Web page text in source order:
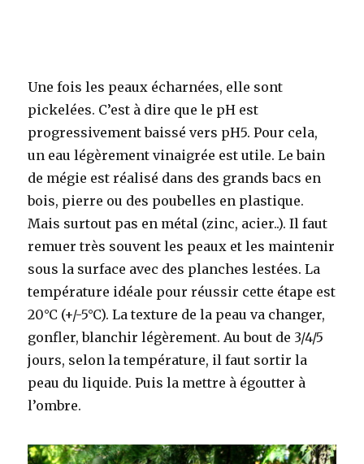
Une fois les peaux écharnées, elle sont
pickelées. C’est à dire que le pH est
progressivement baissé vers pH5. Pour cela,
un eau légèrement vinaigrée est utile. Le bain
de mégie est réalisé dans des grands bacs en
bois, pierre ou des poubelles en plastique.
Mais surtout pas en métal (zinc, acier..). Il faut
remuer très souvent les peaux et les maintenir
sous la surface avec des planches lestées. La
température idéale pour réussir cette étape est
20°C (+/-5°C). La texture de la peau va changer,
gonfler, blanchir légèrement. Au bout de 3/4/5
jours, selon la température, il faut sortir la
peau du liquide. Puis la mettre à égoutter à
l’ombre.